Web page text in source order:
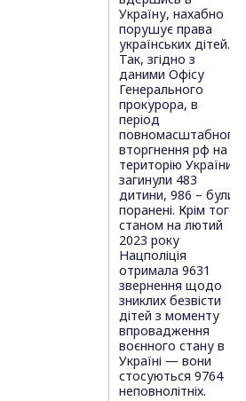
Україну, нахабно
порушує права
українських дітей.
Так, згідно з
даними Офісу
Генерального
прокурора, в
період
повномасштабного
вторгнення рф на
територію України,
загинули 483
дитини, 986 – були
поранені. Крім того,
станом на лютий
2023 року
Нацполіція
отримала 9631
звернення щодо
зниклих безвісти
дітей з моменту
впровадження
воєнного стану в
Україні — вони
стосуються 9764
неповнолітніх.